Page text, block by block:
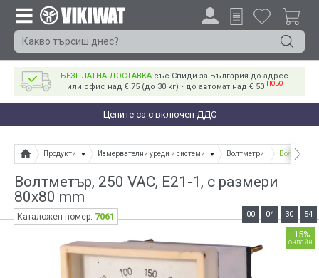
БЕЗПЛАТНА ДОСТАВКА със Спиди за България до адрес
или офис над € 75 (до 30 кг) • до автомат над € 50 НОВО
Цените са с включен ДДС
Продукти Измервателни уреди и системи Волтметри
Волтметър, 250 VAC, E21-1, с размери
80x80 mm
-15%
онлайн
00 04 30 54
Каталожен номер: 7061